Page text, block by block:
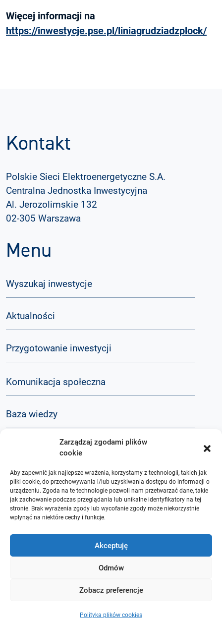
Zarządzaj zgodami plików
cookie
Aby zapewnić jak najlepsze wrażenia, korzystamy z technologii, takich jak
pliki cookie, do przechowywania i/lub uzyskiwania dostępu do informacji o
urządzeniu. Zgoda na te technologie pozwoli nam przetwarzać dane, takie
jak zachowanie podczas przeglądania lub unikalne identyfikatory na tej
stronie. Brak wyrażenia zgody lub wycofanie zgody może niekorzystnie
wpłynąć na niektóre cechy i funkcje.
Akceptuję
Odmów
Zobacz preferencje
Polityka plików cookies
Więcej informacji na
https://inwestycje.pse.pl/liniagrudziadzplock/
Kontakt
Polskie Sieci Elektroenergetyczne S.A.
Centralna Jednostka Inwestycyjna
Al. Jerozolimskie 132
02-305 Warszawa
Menu
Wyszukaj inwestycje
Aktualności
Przygotowanie inwestycji
Komunikacja społeczna
Baza wiedzy
O nas